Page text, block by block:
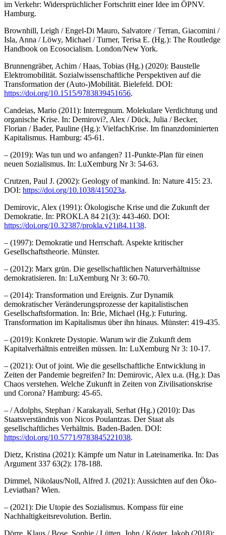
im Verkehr: Widersprüchlicher Fortschritt einer Idee im ÖPNV.
Hamburg.
Brownhill, Leigh / Engel-Di Mauro, Salvatore / Terran, Giacomini /
Isla, Anna / Löwy, Michael / Turner, Terisa E. (Hg.): The Routledge
Handbook on Ecosocialism. London/New York.
Brunnengräber, Achim / Haas, Tobias (Hg.) (2020): Baustelle
Elektromobilität. Sozialwissenschaftliche Perspektiven auf die
Transformation der (Auto-)Mobilität. Bielefeld. DOI:
https://doi.org/10.1515/9783839451656.
Candeias, Mario (2011): Interregnum. Molekulare Verdichtung und
organische Krise. In: Demirovi?, Alex / Dück, Julia / Becker,
Florian / Bader, Pauline (Hg.): VielfachKrise. Im finanzdominierten
Kapitalismus. Hamburg: 45-61.
– (2019): Was tun und wo anfangen? 11-Punkte-Plan für einen
neuen Sozialismus. In: LuXemburg Nr 3: 54-63.
Crutzen, Paul J. (2002): Geology of mankind. In: Nature 415: 23.
DOI: https://doi.org/10.1038/415023a.
Demirovic, Alex (1991): Ökologische Krise und die Zukunft der
Demokratie. In: PROKLA 84 21(3): 443-460. DOI:
https://doi.org/10.32387/prokla.v21i84.1138.
– (1997): Demokratie und Herrschaft. Aspekte kritischer
Gesellschaftstheorie. Münster.
– (2012): Marx grün. Die gesellschaftlichen Naturverhältnisse
demokratisieren. In: LuXemburg Nr 3: 60-70.
– (2014): Transformation und Ereignis. Zur Dynamik
demokratischer Veränderungsprozesse der kapitalistischen
Gesellschaftsformation. In: Brie, Michael (Hg.): Futuring.
Transformation im Kapitalismus über ihn hinaus. Münster: 419-435.
– (2019): Konkrete Dystopie. Warum wir die Zukunft dem
Kapitalverhältnis entreißen müssen. In: LuXemburg Nr 3: 10-17.
– (2021): Out of joint. Wie die gesellschaftliche Entwicklung in
Zeiten der Pandemie begreifen? In: Demirovic, Alex u.a. (Hg.): Das
Chaos verstehen. Welche Zukunft in Zeiten von Zivilisationskrise
und Corona? Hamburg: 45-65.
– / Adolphs, Stephan / Karakayali, Serhat (Hg.) (2010): Das
Staatsverständnis von Nicos Poulantzas. Der Staat als
gesellschaftliches Verhältnis. Baden-Baden. DOI:
https://doi.org/10.5771/9783845221038.
Dietz, Kristina (2021): Kämpfe um Natur in Lateinamerika. In: Das
Argument 337 63(2): 178-188.
Dimmel, Nikolaus/Noll, Alfred J. (2021): Aussichten auf den Öko-
Leviathan? Wien.
– (2021): Die Utopie des Sozialismus. Kompass für eine
Nachhaltigkeitsrevolution. Berlin.
Dörre, Klaus / Bose, Sophie / Lütten, John / Köster, Jakob (2018):